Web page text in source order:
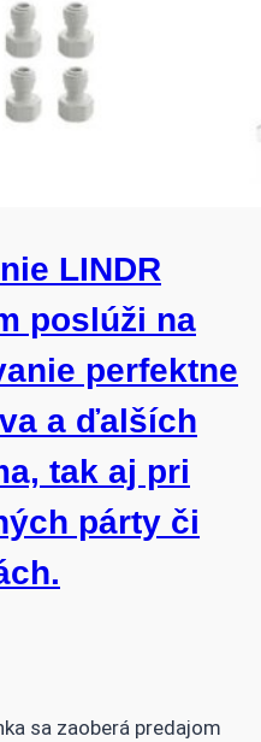
LINDR
poslúži na
perfektne
a ďalších
tak aj pri
párty či
sa zaoberá predajom